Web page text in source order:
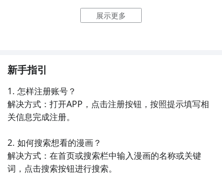
论和分享自己的喜好。
4. 《网易云阅读》- 这是一款全面的新闻阅读应用，提
供了各类热门资讯、专栏文章和优质图书。用户可以在
这里获取到最新的新闻动态、文化时评和热门小说，满
5. 《腾讯动漫》- 这款APP拥有丰富的漫画资源，包括
国内外热门漫画作品和原创漫画。用户可以在这里阅读
展示更多
新手指引
1. 怎样注册账号？
解决方式：打开APP，点击注册按钮，按照提示填写相
关信息完成注册。
2. 如何搜索想看的漫画？
解决方式：在首页或搜索栏中输入漫画的名称或关键
词，点击搜索按钮进行搜索。